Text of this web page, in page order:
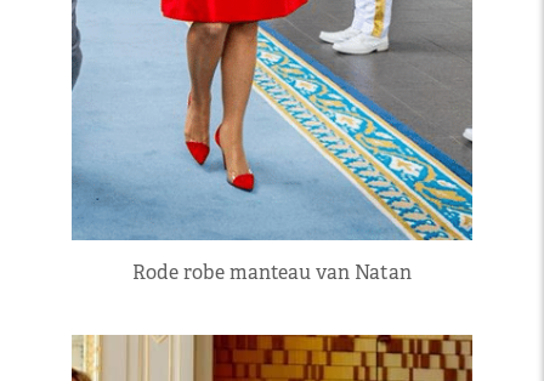
Rode robe manteau van Natan